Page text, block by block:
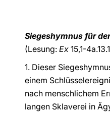
Siegeshymnus für
(Lesung: Ex 15,1-
1. Dieser
einem
nach menschlichem
langen Sklaverei in